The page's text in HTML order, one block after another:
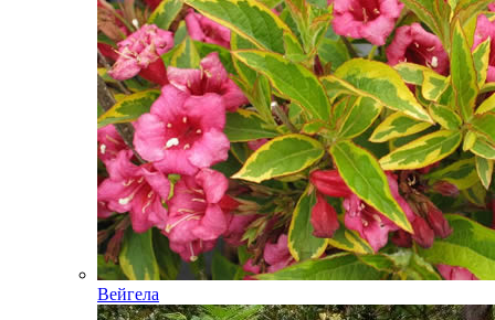
Вейгела